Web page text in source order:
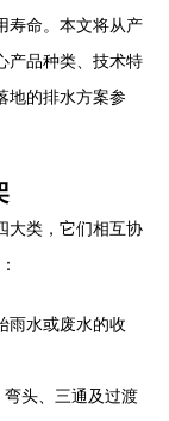
寿命。本文将从产
产品种类、技术特
地的排水方案参
大类，它们相互协
雨水或废水的收
弯头、三通及过渡